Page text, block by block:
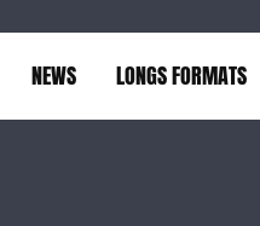
NEWS LONGS FORMATS